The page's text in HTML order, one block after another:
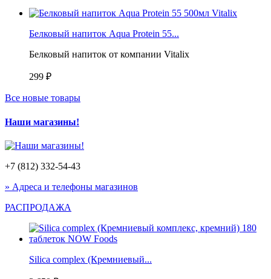
Белковый напиток Aqua Protein 55...
Белковый напиток от компании Vitalix
299 ₽
Все новые товары
Наши магазины!
+7 (812) 332-54-43
» Адреса и телефоны магазинов
РАСПРОДАЖА
Silica complex (Кремниевый...